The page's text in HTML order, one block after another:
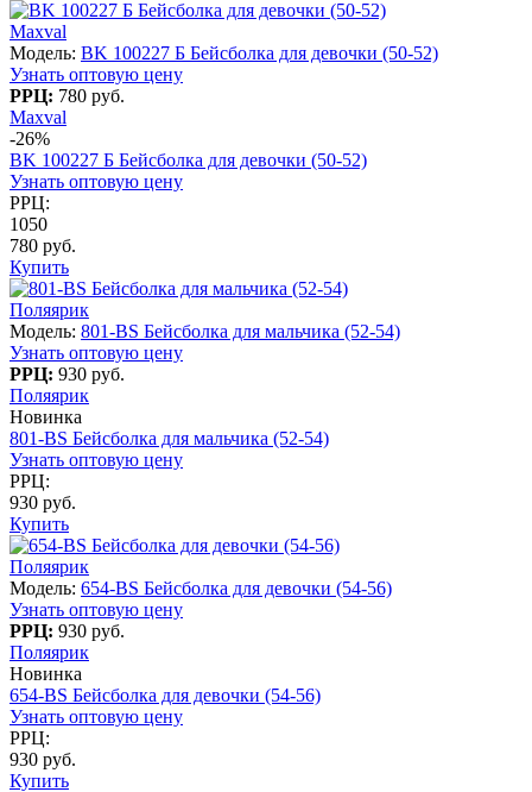
Maxval
Модель: BK 100227 Б Бейсболка для девочки (50-52)
Узнать оптовую цену
РРЦ: 780 руб.
Maxval
-26%
BK 100227 Б Бейсболка для девочки (50-52)
Узнать оптовую цену
РРЦ:
1050
780 руб.
Купить
Поляярик
Модель: 801-BS Бейсболка для мальчика (52-54)
Узнать оптовую цену
РРЦ: 930 руб.
Поляярик
Новинка
801-BS Бейсболка для мальчика (52-54)
Узнать оптовую цену
РРЦ:
930 руб.
Купить
Поляярик
Модель: 654-BS Бейсболка для девочки (54-56)
Узнать оптовую цену
РРЦ: 930 руб.
Поляярик
Новинка
654-BS Бейсболка для девочки (54-56)
Узнать оптовую цену
РРЦ:
930 руб.
Купить